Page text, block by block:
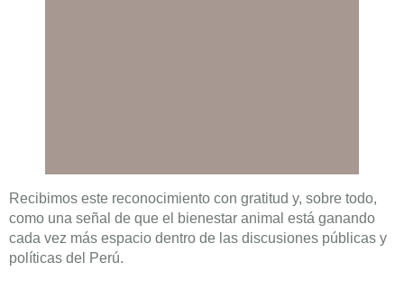
Recibimos este reconocimiento con gratitud y, sobre todo,
como una señal de que el bienestar animal está ganando
cada vez más espacio dentro de las discusiones públicas y
políticas del Perú.